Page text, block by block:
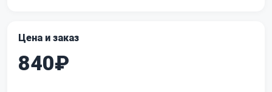
Цена и заказ
840₽